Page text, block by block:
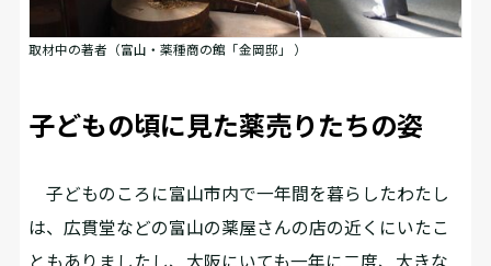
取材中の著者（富山・薬種商の館「金岡邸」 ）
子どもの頃に見た薬売りたちの姿
子どものころに富山市内で一年間を暮らしたわたし
は、広貫堂などの富山の薬屋さんの店の近くにいたこ
ともありましたし、大阪にいても一年に二度、大きな